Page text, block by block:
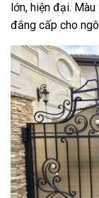
lớn, hiện đại.
đắng cấp cho